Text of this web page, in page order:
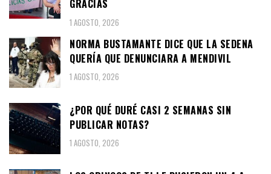
GRACIAS
1 AGOSTO, 2026
NORMA BUSTAMANTE DICE QUE LA SEDENA
QUERÍA QUE DENUNCIARA A MENDIVIL
1 AGOSTO, 2026
¿POR QUÉ DURÉ CASI 2 SEMANAS SIN
PUBLICAR NOTAS?
1 AGOSTO, 2026